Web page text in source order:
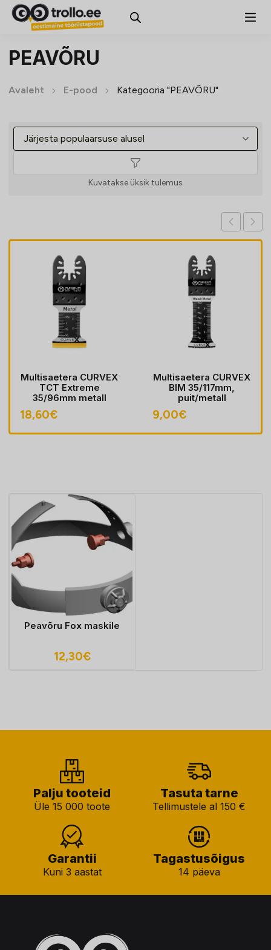
PEAVÕRU
Avaleht E-pood Kategooria "PEAVÕRU"
Kuvatakse üksik tulemus
Multisaetera CURVEX
TCT Extreme
35/96mm metall
18,60€
Multisaetera CURVEX
BIM 35/117mm,
puit/metall
9,00€
Peavõru Fox maskile
12,30€
Palju tooteid
Üle 15 000 toote
Tasuta tarne
Tellimustele al 150 €
Garantii
Kuni 3 aastat
Tagastusõigus
14 päeva